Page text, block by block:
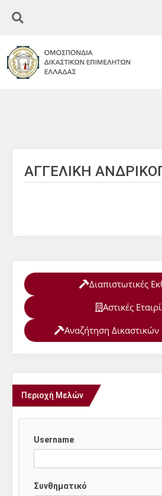
ΑΓΓΕΛΙΚΗ
Διαπιστωτικές
Αστικές
Αναζήτηση
Περιοχή Μελών
Username
Συνθηματικό